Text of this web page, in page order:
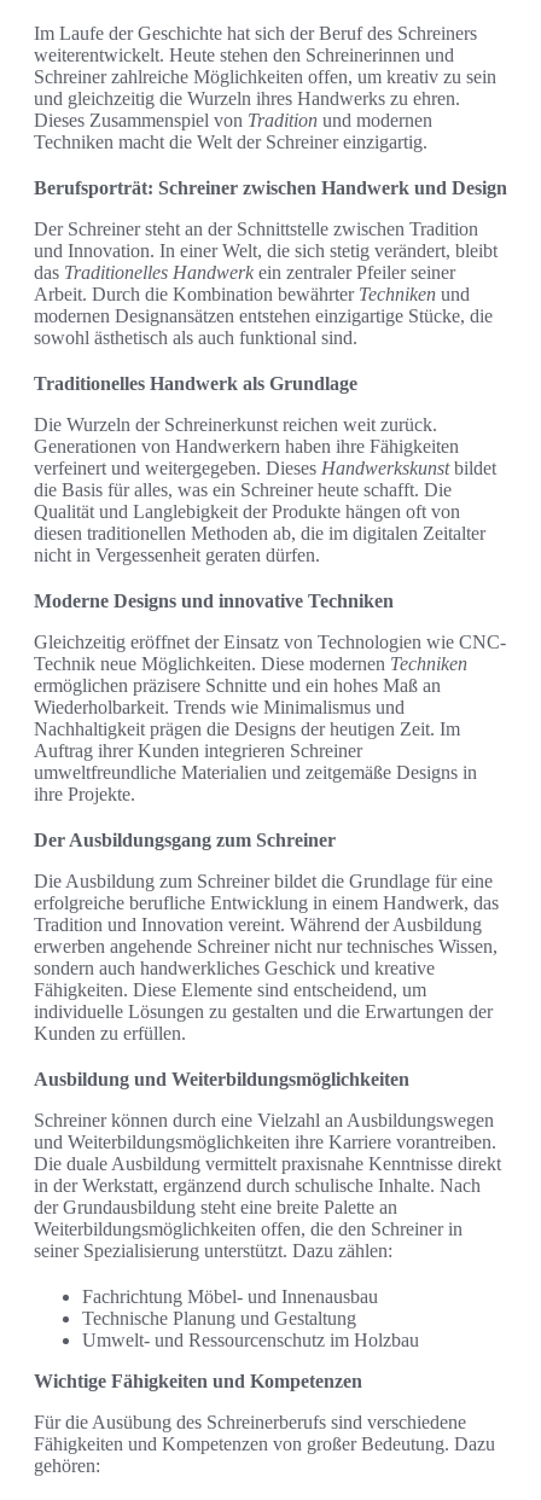
Im Laufe der Geschichte hat sich der Beruf des Schreiners
weiterentwickelt. Heute stehen den Schreinerinnen und
Schreiner zahlreiche Möglichkeiten offen, um kreativ zu sein
und gleichzeitig die Wurzeln ihres Handwerks zu ehren.
Dieses Zusammenspiel von Tradition und modernen
Techniken macht die Welt der Schreiner einzigartig.
Berufsporträt: Schreiner zwischen Handwerk und Design
Der Schreiner steht an der Schnittstelle zwischen Tradition
und Innovation. In einer Welt, die sich stetig verändert, bleibt
das Traditionelles Handwerk ein zentraler Pfeiler seiner
Arbeit. Durch die Kombination bewährter Techniken und
modernen Designansätzen entstehen einzigartige Stücke, die
sowohl ästhetisch als auch funktional sind.
Traditionelles Handwerk als Grundlage
Die Wurzeln der Schreinerkunst reichen weit zurück.
Generationen von Handwerkern haben ihre Fähigkeiten
verfeinert und weitergegeben. Dieses Handwerkskunstbildet
die Basis für alles, was ein Schreiner heute schafft. Die
Qualität und Langlebigkeit der Produkte hängen oft von
diesen traditionellen Methoden ab, die im digitalen Zeitalter
nicht in Vergessenheit geraten dürfen.
Moderne Designs und innovative Techniken
Gleichzeitig eröffnet der Einsatz von Technologien wie CNC-
Technik neue Möglichkeiten. Diese modernen Techniken
ermöglichen präzisere Schnitte und ein hohes Maß an
Wiederholbarkeit. Trends wie Minimalismus und
Nachhaltigkeit prägen die Designs der heutigen Zeit. Im
Auftrag ihrer Kunden integrieren Schreiner
umweltfreundliche Materialien und zeitgemäße Designs in
ihre Projekte.
Der Ausbildungsgang zum Schreiner
Die Ausbildung zum Schreiner bildet die Grundlage für eine
erfolgreiche berufliche Entwicklung in einem Handwerk, das
Tradition und Innovation vereint. Während der Ausbildung
erwerben angehende Schreiner nicht nur technisches Wissen,
sondern auch handwerkliches Geschick und kreative
Fähigkeiten. Diese Elemente sind entscheidend, um
individuelle Lösungen zu gestalten und die Erwartungen der
Kunden zu erfüllen.
Ausbildung und Weiterbildungsmöglichkeiten
Schreiner können durch eine Vielzahl an Ausbildungswegen
und Weiterbildungsmöglichkeiten ihre Karriere vorantreiben.
Die duale Ausbildung vermittelt praxisnahe Kenntnisse direkt
in der Werkstatt, ergänzend durch schulische Inhalte. Nach
der Grundausbildung steht eine breite Palette an
Weiterbildungsmöglichkeiten offen, die den Schreiner in
seiner Spezialisierung unterstützt. Dazu zählen:
Fachrichtung Möbel- und Innenausbau
Technische Planung und Gestaltung
Umwelt- und Ressourcenschutz im Holzbau
Wichtige Fähigkeiten und Kompetenzen
Für die Ausübung des Schreinerberufs sind verschiedene
Fähigkeiten und Kompetenzen von großer Bedeutung. Dazu
gehören: